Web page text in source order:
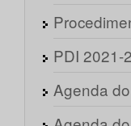
PDI 2021-
Agenda